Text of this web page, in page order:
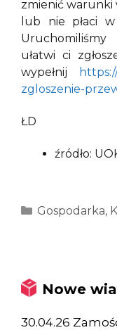
zmienić warunki
lub nie płaci
ułatwi ci
wypełnij
zgloszenie-
ŁD
źródło:
Kategorie
Gospodarka,
Nowe
30.04.26